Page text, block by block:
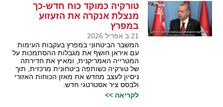
טורקיה כמוקד כוח חדש-כך
מנצלת אנקרה את הזעזוע
במפרץ
21 ב אפריל 2026
המשבר הביטחוני במפרץ בעקבות העימות
עם איראן חושף את מגבלות ההסתמכות על
המטרייה האמריקנית, ומאיץ את חדירתה
של טורקיה כשותפה ביטחונית מרכזית, תוך
ניסיון לעצב מחדש את מאזן הכוחות האזורי
ולבסס ציר אסטרטגי חדש.
לקריאה >>